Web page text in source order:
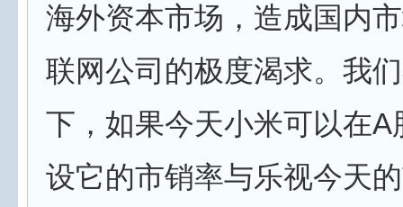
海外资本市场，造成国内
联网公司的极度渴求。我
下，如果今天小米可以在A
设它的市销率与乐视今天